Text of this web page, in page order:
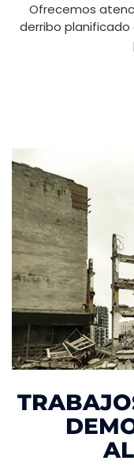
Ofrecemos
derribo